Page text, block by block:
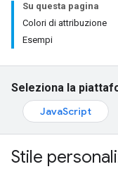
Su questa pagina
Colori di attribuzione
Esempi
Seleziona la
JavaScript
Stile